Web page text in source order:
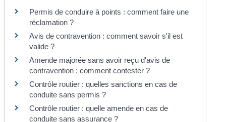
Permis de conduire à points : comment faire une
réclamation ?
Avis de contravention : comment savoir s'il est
valide ?
Amende majorée sans avoir reçu d'avis de
contravention : comment contester ?
Contrôle routier : quelles sanctions en cas de
conduite sans permis ?
Contrôle routier : quelle amende en cas de
conduite sans assurance ?